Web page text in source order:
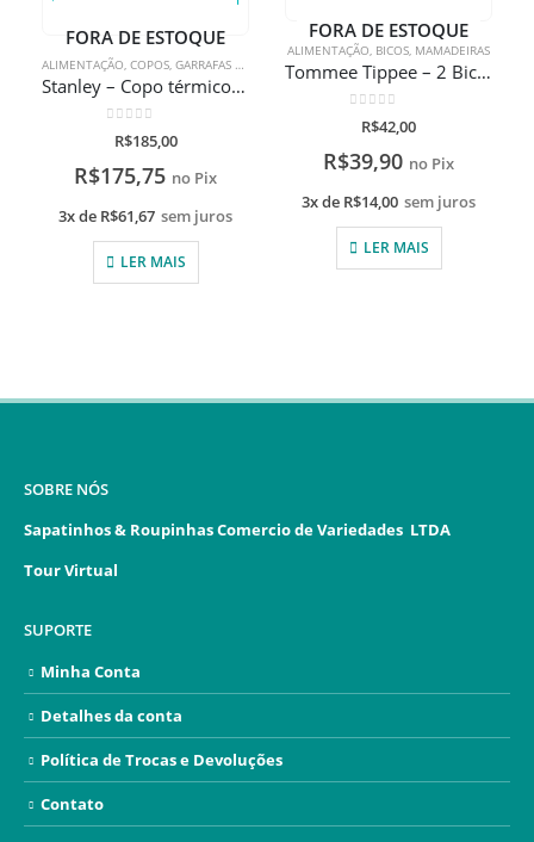
FORA DE ESTOQUE
ALIMENTAÇÃO, COPOS, GARRAFAS TÉRMICAS
Stanley – Copo térmico de cerveja sem tampa Hammertone Green 473ml com gravação a laser
de 5
R$185,00
R$175,75 no Pix
3x de R$61,67 sem juros
LER MAIS
FORA DE ESTOQUE
ALIMENTAÇÃO, BICOS, MAMADEIRAS
Tommee Tippee – 2 Bicos Closer To Nature fluxo rápido
de 5
R$42,00
R$39,90 no Pix
3x de R$14,00 sem juros
LER MAIS
SOBRE NÓS
Sapatinhos & Roupinhas Comercio de Variedades LTDA
Tour Virtual
SUPORTE
Minha Conta
Detalhes da conta
Política de Trocas e Devoluções
Contato